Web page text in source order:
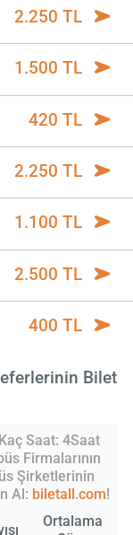
2.250 TL
1.500 TL
420 TL
2.250 TL
1.100 TL
2.500 TL
400 TL
Bilet
Saat: 4Saat
Firmalarının
Şirketlerinin
Al: biletall.com!
Ortalama